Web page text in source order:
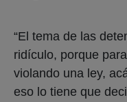
“El tema de las
ridículo, porque
violando una ley,
eso lo tiene que